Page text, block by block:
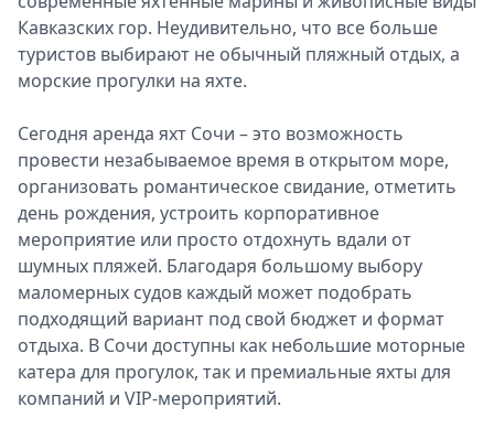
Metro
Стримы
Спецпроекты
Звезды
2026
Скачай
Metro
Кавказских гор. Неудивительно, что все больше
туристов выбирают не обычный пляжный отдых, а
морские прогулки на яхте.
Сегодня аренда яхт Сочи – это возможность
провести незабываемое время в открытом море,
организовать романтическое свидание, отметить
день рождения, устроить корпоративное
мероприятие или просто отдохнуть вдали от
шумных пляжей. Благодаря большому выбору
маломерных судов каждый может подобрать
подходящий вариант под свой бюджет и формат
отдыха. В Сочи доступны как небольшие моторные
катера для прогулок, так и премиальные яхты для
компаний и VIP-мероприятий.